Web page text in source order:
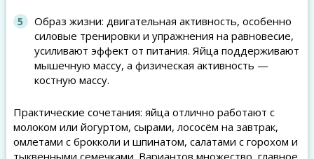
Образ жизни: двигательная активность, особенно
силовые тренировки и упражнения на равновесие,
усиливают эффект от питания. Яйца поддерживают
мышечную массу, а физическая активность —
костную массу.
Практические сочетания: яйца отлично работают с
молоком или йогуртом, сырами, лососём на завтрак,
омлетами с брокколи и шпинатом, салатами с горохом и
тыквенными семечками. Вариантов множество, главное